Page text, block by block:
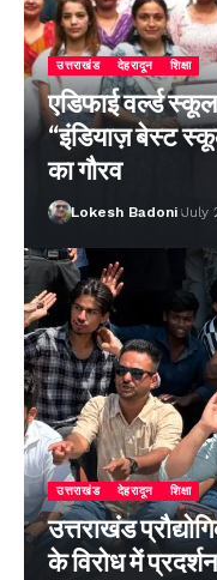
उत्तराखंड देहरादून शिक्षा
एडिफाई वर्ल्ड
“इंडियाज़ बेस्ट
का गौरव
Lokesh Badoni July
उत्तराखंड देहरादून शिक्षा
उत्तराखंड
के विरोध में